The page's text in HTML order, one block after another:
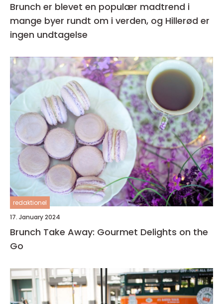
Brunch er blevet en populær madtrend i
mange byer rundt om i verden, og Hillerød er
ingen undtagelse
redaktionel
17. January 2024
Brunch Take Away: Gourmet Delights on the
Go